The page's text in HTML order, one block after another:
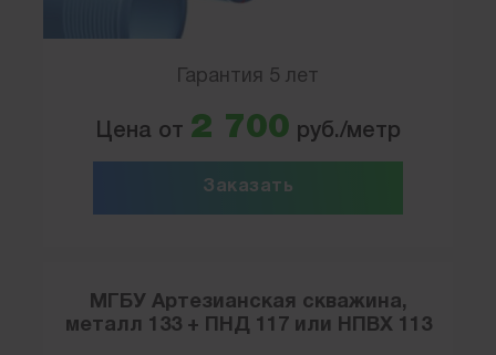
Гарантия 5 лет
Цена от 2 700 руб./метр
Заказать
МГБУ Артезианская скважина,
металл 133 + ПНД 117 или НПВХ 113